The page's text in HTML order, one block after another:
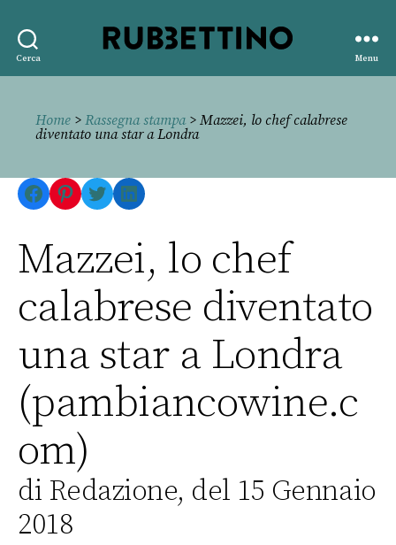
Cerca
editore
Menu
Home > Rassegna stampa> Mazzei, lo chef calabrese
diventato una star a Londra
Facebook
Pinterest
TwitterLinkedIn
Mazzei, lo chef
calabrese diventato
una star a Londra
(pambiancowine.c
om)
di Redazione, del 15 Gennaio
2018